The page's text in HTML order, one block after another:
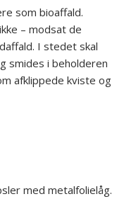
som bioaffald.
– modsat de
I stedet skal
smides i beholderen
afklippede kviste og
med metalfolielåg.